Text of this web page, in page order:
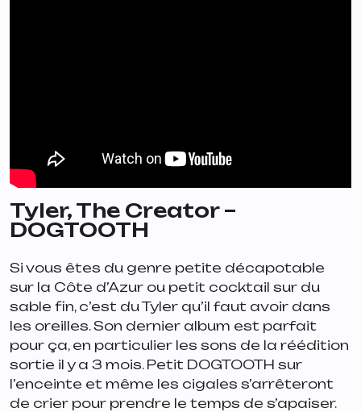
Tyler, The Creator –
DOGTOOTH
Si vous êtes du genre petite décapotable
sur la Côte d’Azur ou petit cocktail sur du
sable fin, c’est du Tyler qu’il faut avoir dans
les oreilles. Son dernier album est parfait
pour ça, en particulier les sons de la réédition
sortie il y a 3 mois. Petit DOGTOOTH sur
l’enceinte et même les cigales s’arrêteront
de crier pour prendre le temps de s’apaiser.